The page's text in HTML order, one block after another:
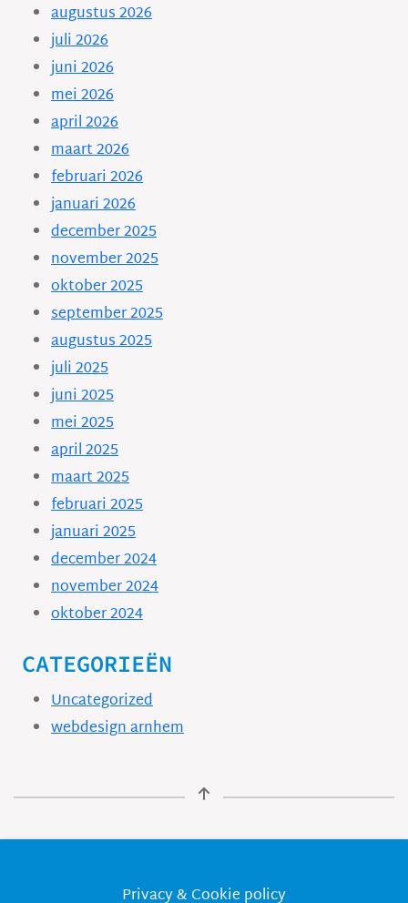
augustus 2026
juli 2026
juni 2026
mei 2026
april 2026
maart 2026
februari 2026
januari 2026
december 2025
november 2025
oktober 2025
september 2025
augustus 2025
juli 2025
juni 2025
mei 2025
april 2025
maart 2025
februari 2025
januari 2025
december 2024
november 2024
oktober 2024
CATEGORIEËN
Uncategorized
webdesign arnhem
Privacy & Cookie policy